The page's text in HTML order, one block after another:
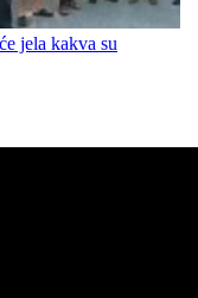
jela kakva su